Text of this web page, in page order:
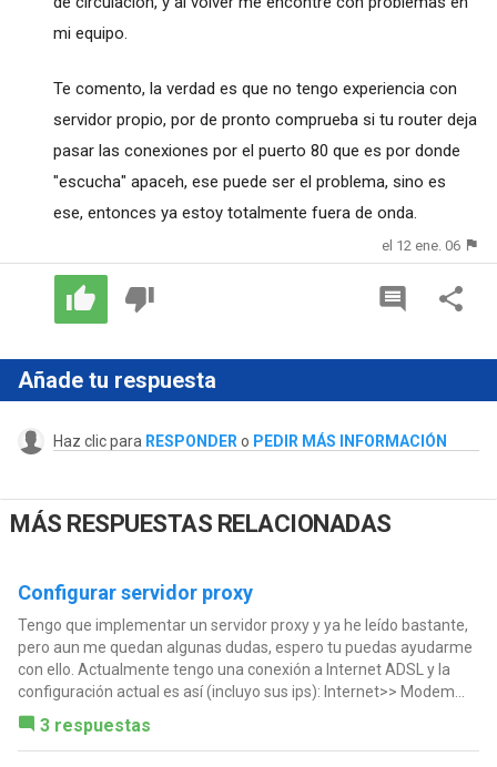
mi equipo.
Te comento, la verdad es que no tengo experiencia con
servidor propio, por de pronto comprueba si tu router deja
pasar las conexiones por el puerto 80 que es por donde
"escucha" apaceh, ese puede ser el problema, sino es
ese, entonces ya estoy totalmente fuera de onda.
el 12 ene. 06
Añade tu respuesta
Haz clic para RESPONDER o PEDIR MÁS INFORMACIÓN
MÁS RESPUESTAS RELACIONADAS
Configurar servidor proxy
Tengo que implementar un servidor proxy y ya he leído bastante,
pero aun me quedan algunas dudas, espero tu puedas ayudarme
con ello. Actualmente tengo una conexión a Internet ADSL y la
configuración actual es así (incluyo sus ips): Internet>> Modem...
3 respuestas